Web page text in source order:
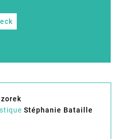
Stéphanie Bataille